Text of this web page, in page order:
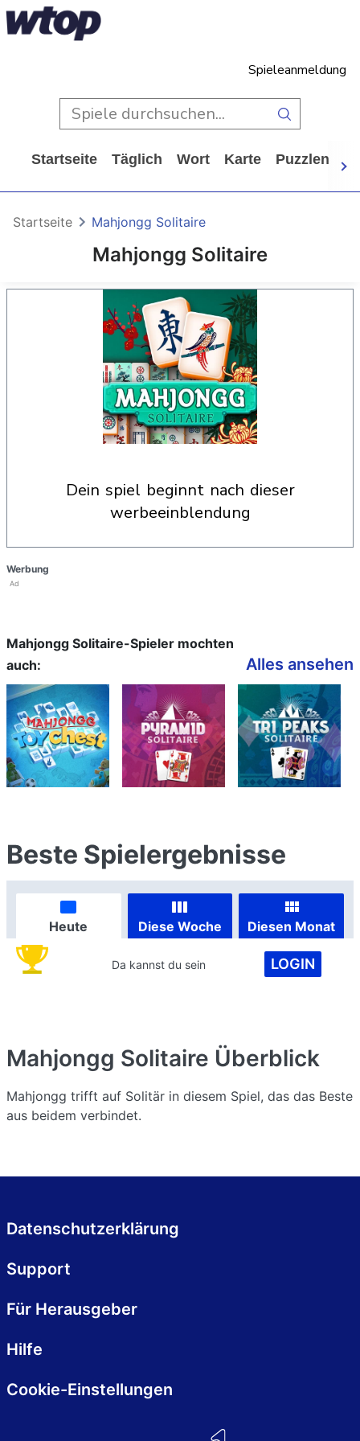
Spieleanmeldung
Startseite Täglich Wort Karte Puzzlen
Mahjongg Solitaire
Startseite Mahjongg Solitaire
dein spiel beginnt nach dieser
werbeeinblendung
Werbung
Ad
Mahjongg Solitaire-Spieler mochten
auch:
Alles ansehen
Beste Spielergebnisse
Heute Diese Woche Diesen Monat
Da kannst du sein LOGIN
Mahjongg Solitaire Überblick
Mahjongg trifft auf Solitär in diesem Spiel, das das Beste
aus beidem verbindet.
Datenschutzerklärung
Support
Für Herausgeber
Hilfe
Cookie-Einstellungen